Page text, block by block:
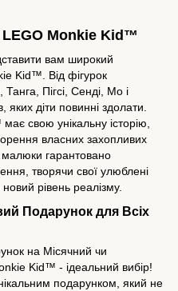
LEGO Monkie Kid™
вам широкий
Kid™. Від фігурок
Пігсі, Сенді, Мо і
діти повинні здолати.
свою унікальну історію,
власних захопливих
гарантовано
творячи свої улюблені
рівень реалізму.
Подарунок для Всіх
на Місячний чи
Kid™ - ідеальний вибір!
подарунком, який не